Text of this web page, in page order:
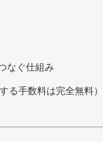
なぐ仕組み
る手数料は完全無料）